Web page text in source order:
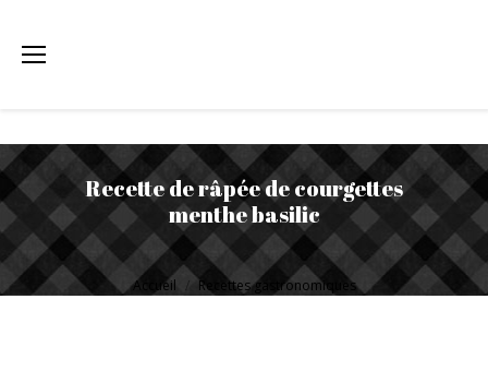
Recette de râpée de courgettes
menthe basilic
Vous êtes ici :Accueil Recettes gastronomiques